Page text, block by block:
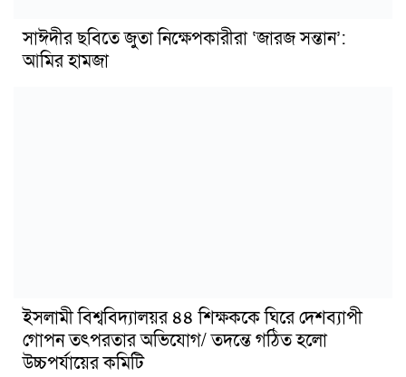
সাঈদীর ছবিতে জুতা নিক্ষেপকারীরা ‘জারজ সন্তান’:
আমির হামজা
ইসলামী বিশ্ববিদ্যালয়র ৪৪ শিক্ষককে ঘিরে দেশব্যাপী
গোপন তৎপরতার অভিযোগ/ তদন্তে গঠিত হলো
উচ্চপর্যায়ের কমিটি